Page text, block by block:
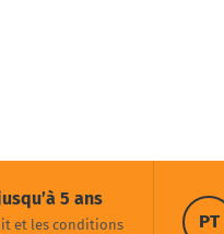
5 ans
et les conditions
PT